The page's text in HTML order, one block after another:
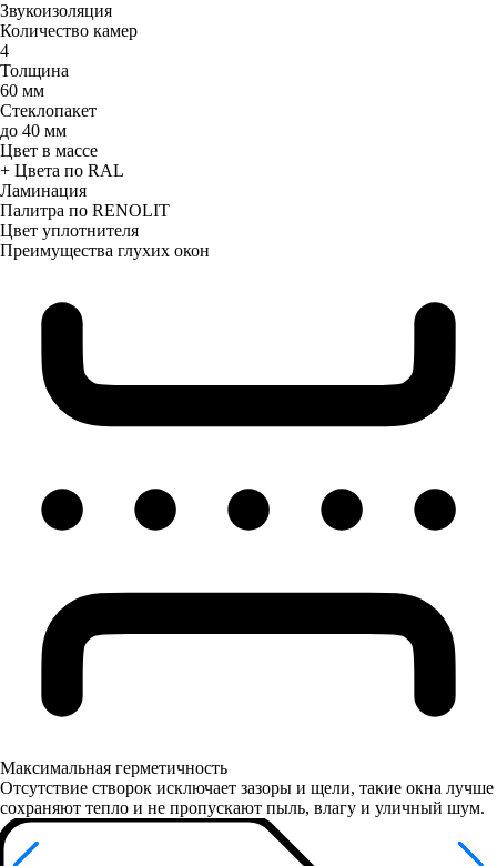
Звукоизоляция
Количество камер
4
Толщина
60 мм
Стеклопакет
до 40 мм
Цвет в массе
+ Цвета по RAL
Ламинация
Палитра по RENOLIT
Цвет уплотнителя
Преимущества глухих окон
Максимальная герметичность
Отсутствие створок исключает зазоры и щели, такие окна лучше
сохраняют тепло и не пропускают пыль, влагу и уличный шум.